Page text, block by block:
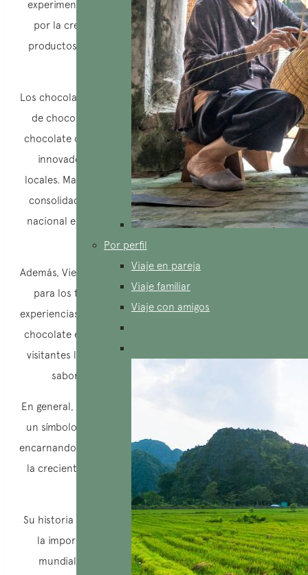
Por perfil
Viaje en pareja
Viaje familiar
Viaje con amigos
experimentando un crecimiento constante, impulsado
por la creciente demanda de los consumidores por
productos de calidad y el auge de la cultura del café y
chocolate en el país.
Los chocolateros vietnamitas producen una amplia gama
de chocolates, desde chocolate negro intenso hasta
chocolate con leche cremoso, pasando por creaciones
innovadoras aromatizadas con especias y hierbas
locales. Marcas nacionales como TBros y Marou se han
consolidado en el mercado, ganando reconocimiento
nacional e internacional por sus productos de calidad
excepcional.
Además, Vietnam se ha convertido en un destino popular
para los turistas gastronómicos que buscan nuevas
experiencias culinarias. Los recorridos de degustación de
chocolate están ganando popularidad, ofreciendo a los
visitantes la oportunidad de descubrir la diversidad de
sabores y tradiciones chocolateras del país.
En general, el chocolate en Vietnam se ha convertido en
un símbolo de refinamiento y sofisticación en Vietnam,
encarnando tanto las tradiciones culinarias locales como
la creciente influencia de la cocina internacional en el
país.
Su historia compleja y su evolución dinámica atestiguan
la importancia creciente de Vietnam en la escena
mundial del chocolate, al tiempo que destacan el